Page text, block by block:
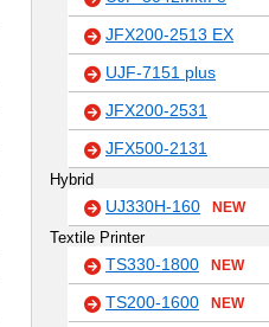
JFX200-2513 EX
UJF-7151 plus
JFX200-2531
JFX500-2131
Hybrid
UJ330H-160 NEW
Textile Printer
TS330-1800 NEW
TS200-1600 NEW